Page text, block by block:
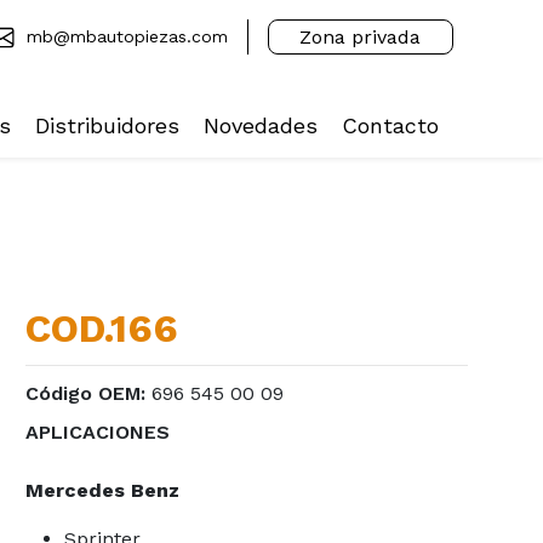
mb@mbautopiezas.com Zona privada
Distribuidores Novedades Contacto
COD.166
Código OEM:696 545 00 09
APLICACIONES
Mercedes Benz